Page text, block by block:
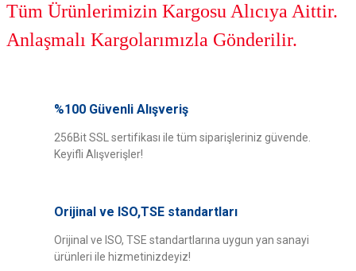
Tüm Ürünlerimizin Kargosu Alıcıya Aittir.
Anlaşmalı Kargolarımızla Gönderilir.
Bu ürüne ilk yorumu siz yapın!
yetersiz gördüğünüz noktaları öneri formunu kullanarak tarafımıza
iletebilirsiniz.
Görüş ve önerileriniz için teşekkür ederiz.
Ürün bilgilerinde hatalar bulunuyor.
Ürün fiyatı diğer sitelerden daha pahalı.
Bu ürüne benzer farklı alternatifler olmalı.
%100 Güvenli Alışveriş
256Bit SSL sertifikası ile tüm siparişleriniz güvende.
Keyifli Alışverişler!
Orijinal ve ISO,TSE standartları
Orijinal ve ISO, TSE standartlarına uygun yan sanayi
ürünleri ile hizmetinizdeyiz!